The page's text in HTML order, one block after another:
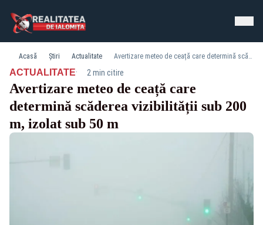
Acasă Știri Actualitate Avertizare meteo de ceață care determină scăderea vizibilității sub 200 m, izolat sub 50 m
ACTUALITATE· 2 min citire
Avertizare meteo de ceață care
determină scăderea vizibilității sub 200
m, izolat sub 50 m